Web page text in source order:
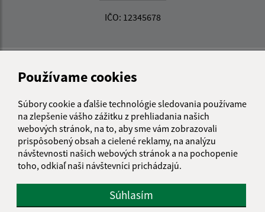
Používame cookies
Súbory cookie a ďalšie technológie sledovania používame
na zlepšenie vášho zážitku z prehliadania našich
webových stránok, na to, aby sme vám zobrazovali
prispôsobený obsah a cielené reklamy, na analýzu
návštevnosti našich webových stránok a na pochopenie
toho, odkiaľ naši návštevníci prichádzajú.
Súhlasím
IČO: 12345678